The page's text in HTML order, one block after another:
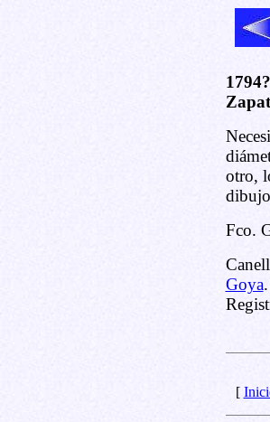
otro,
Fco.
Goya
[